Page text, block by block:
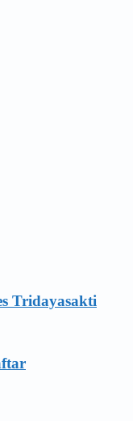
Tridayasakti